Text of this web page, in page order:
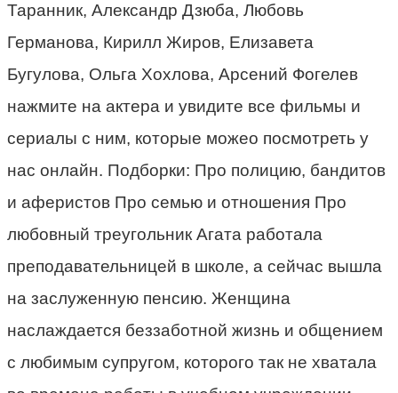
Таранник, Александр Дзюба, Любовь
Германова, Кирилл Жиров, Елизавета
Бугулова, Ольга Хохлова, Арсений Фогелев
нажмите на актера и увидите все фильмы и
сериалы с ним, которые можео посмотреть у
нас онлайн. Подборки: Про полицию, бандитов
и аферистов Про семью и отношения Про
любовный треугольник Агата работала
преподавательницей в школе, а сейчас вышла
на заслуженную пенсию. Женщина
наслаждается беззаботной жизнь и общением
с любимым супругом, которого так не хватала